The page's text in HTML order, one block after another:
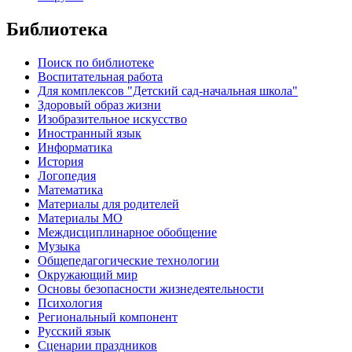
Библиотека
Поиск по библиотеке
Воспитательная работа
Для комплексов "Детский сад-начальная школа"
Здоровый образ жизни
Изобразительное искусство
Иностранный язык
Информатика
История
Логопедия
Математика
Материалы для родителей
Материалы МО
Междисциплинарное обобщение
Музыка
Общепедагогические технологии
Окружающий мир
Основы безопасности жизнедеятельности
Психология
Региональный компонент
Русский язык
Сценарии праздников